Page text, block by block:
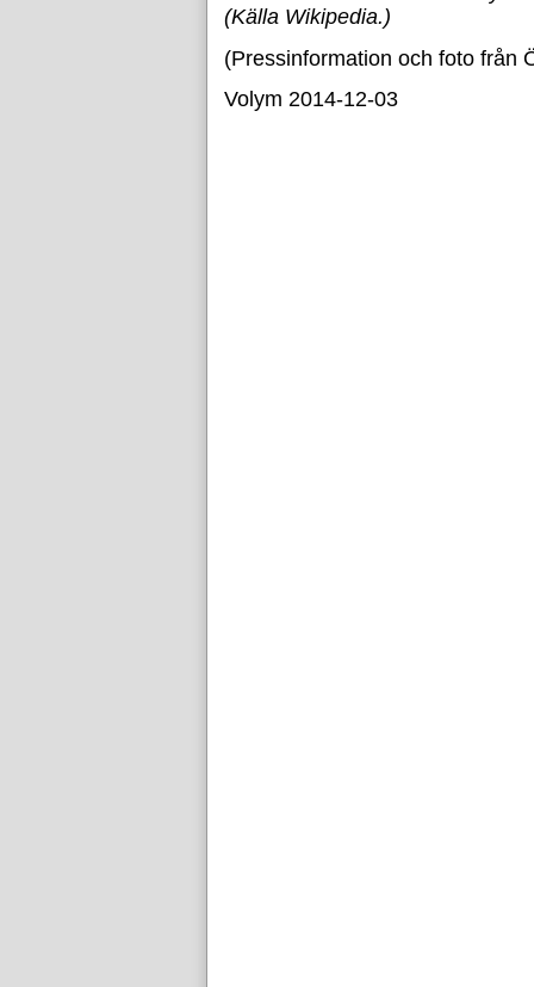
(Källa Wikipedia.)
(Pressinformation och foto från
Volym 2014-12-03